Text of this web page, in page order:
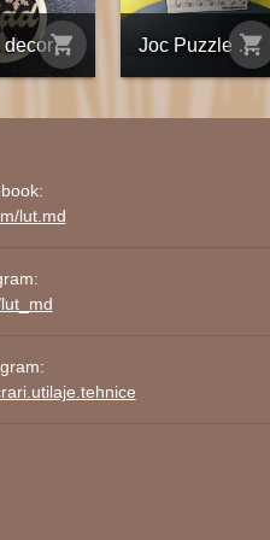
Vlad - decorațiune din placaj personalizată
shopping_cart Joc Puzzle Placaj Matematica Ondulat
shopping_cart
lut.md